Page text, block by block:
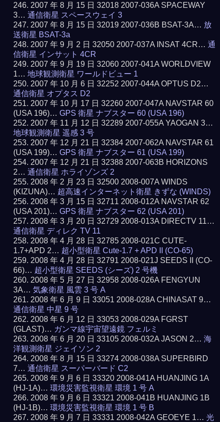
2007 年 8 月 15 日 32018 2007-036A SPACEWAY
3…通信衛星 スペースウェイ 3
2007 年 8 月 15 日 32019 2007-036B BSAT-3A… 放
送衛星 BSAT-3a
2007 年 9 月 2 日 32050 2007-037A INSAT 4CR…通
信衛星 インサット 4CR
2007 年 9 月 19 日 32060 2007-041A WORLDVIEW
1…地球観測衛星 ワールドビュー 1
2007 年 10 月 6 日 32252 2007-044A OPTUS D2…
通信衛星 オプタス D2
2007 年 10 月 17 日 32260 2007-047A NAVSTAR 60
(USA 196)…GPS 衛星 ナブスター 60 (USA 196)
2007 年 11 月 12 日 32289 2007-055A YAOGAN 3…
地球観測衛星 遥感 3 号
2007 年 12 月 21 日 32384 2007-062A NAVSTAR 61
(USA 199)…GPS 衛星 ナブスター 61 (USA 199)
2007 年 12 月 21 日 32388 2007-063B HORIZONS
2…通信衛星 ホライゾンズ 2
2008 年 2 月 23 日 32500 2008-007A WINDS
(KIZUNA)… 超高速インターネット衛星 きずな (WINDS)
2008 年 3 月 15 日 32711 2008-012A NAVSTAR 62
(USA 201)…GPS 衛星 ナブスター 62 (USA 201)
2008 年 3 月 20 日 32729 2008-013A DIRECTV 11…
通信衛星 ディレク TV 11
2008 年 4 月 28 日 32785 2008-021C CUTE-
1.7+APD 2… 超小型衛星 Cute-1.7 + APD II (CO-65)
2008 年 4 月 28 日 32791 2008-021J SEEDS II (CO-
66)… 超小型衛星 SEEDS (シーズ) 2 号機
2008 年 5 月 27 日 32958 2008-026A FENGYUN
3A…気象衛星 風雲 3 号 A
2008 年 6 月 9 日 33051 2008-028A CHINASAT 9…
通信衛星 中星 9 号
2008 年 6 月 12 日 33053 2008-029A FGRST
(GLAST)… ガンマ線宇宙望遠鏡 フェルミ
2008 年 6 月 20 日 33105 2008-032A JASON 2…海
洋観測衛星 ジェイソン 2
2008 年 8 月 15 日 33274 2008-038A SUPERBIRD
7…通信衛星 スーパーバード C2
2008 年 9 月 6 日 33320 2008-041A HUANJING 1A
(HJ-1A)…環境災害監視衛星 環境 1 号 A
2008 年 9 月 6 日 33321 2008-041B HUANJING 1B
(HJ-1B)…環境災害監視衛星 環境 1 号 B
2008 年 9 月 7 日 33331 2008-042A GEOEYE 1…光